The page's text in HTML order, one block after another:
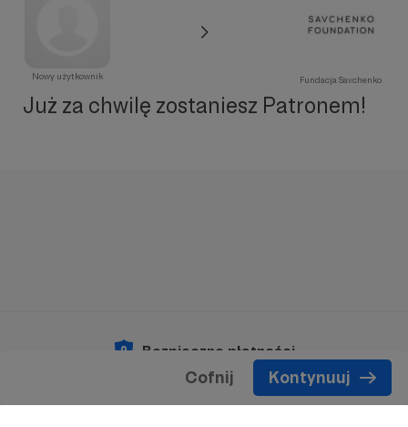
Cofnij Kontynuuj
Nowy użytkownik Fundacja Savchenko
Już za chwilę zostaniesz Patronem!
Bezpieczne płatności